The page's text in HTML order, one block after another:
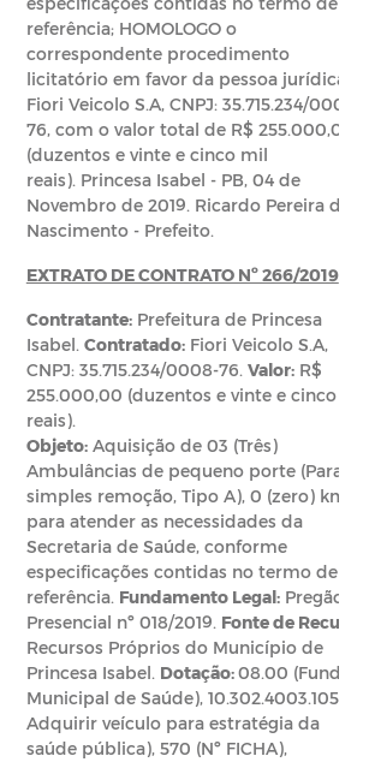
referência; HOMOLOGO o
correspondente procedimento
licitatório em favor da pessoa jurídica:
Fiori Veicolo S.A, CNPJ: 35.715.234/0008-
76, com o valor total de R$ 255.000,00
(duzentos e vinte e cinco mil
reais). Princesa Isabel - PB, 04 de
Novembro de 2019. Ricardo Pereira do
Nascimento - Prefeito.
EXTRATO DE CONTRATO Nº 266/2019
Contratante:Prefeitura de Princesa
Isabel. Contratado:Fiori Veicolo S.A,
CNPJ: 35.715.234/0008-76. Valor:R$
255.000,00 (duzentos e vinte e cinco mil
reais).
Objeto:Aquisição de 03 (Três)
Ambulâncias de pequeno porte (Para
simples remoção, Tipo A), 0 (zero) km,
para atender as necessidades da
Secretaria de Saúde, conforme
especificações contidas no termo de
referência. Fundamento Legal:Pregão
Presencial nº 018/2019. Fonte de Recurso:
Recursos Próprios do Município de
Princesa Isabel. Dotação:08.00 (Fundo
Municipal de Saúde), 10.302.4003.1051
Adquirir veículo para estratégia da
saúde pública), 570 (Nº FICHA),